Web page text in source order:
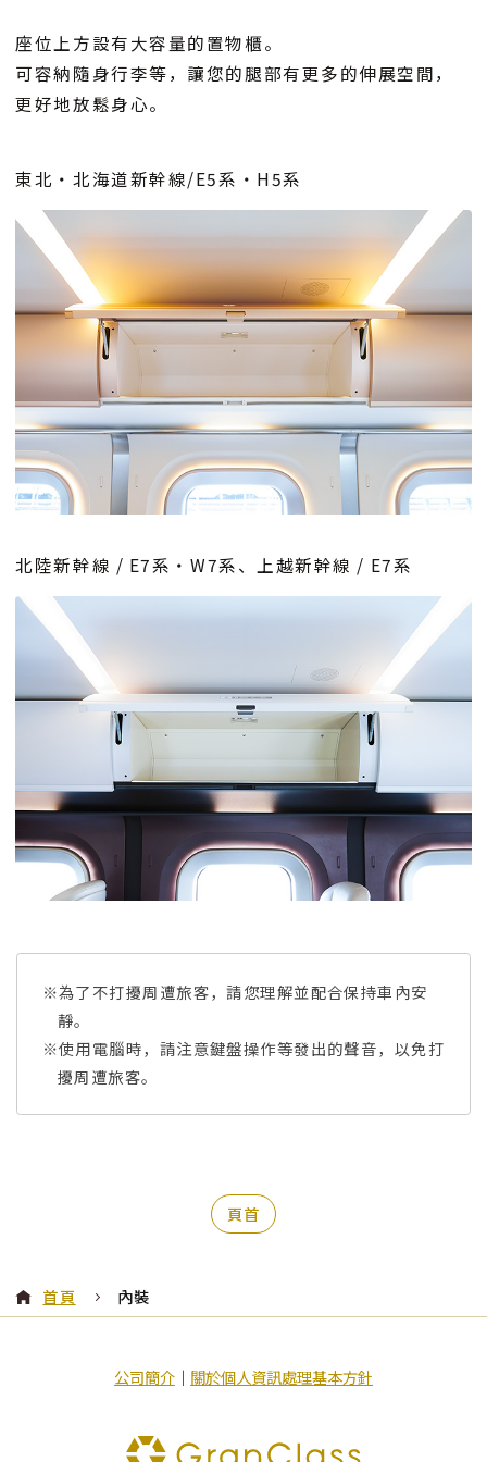
座位上方設有大容量的置物櫃。
可容納隨身行李等，讓您的腿部有更多的伸展空間，
更好地放鬆身心。
東北・北海道新幹線/E5系・H5系
北陸新幹線 / E7系・W7系、上越新幹線 / E7系
※為了不打擾周遭旅客，請您理解並配合保持車內安
靜。
※使用電腦時，請注意鍵盤操作等發出的聲音，以免打
擾周遭旅客。
頁首
首頁 內裝
公司簡介 ｜ 關於個人資訊處理基本方針